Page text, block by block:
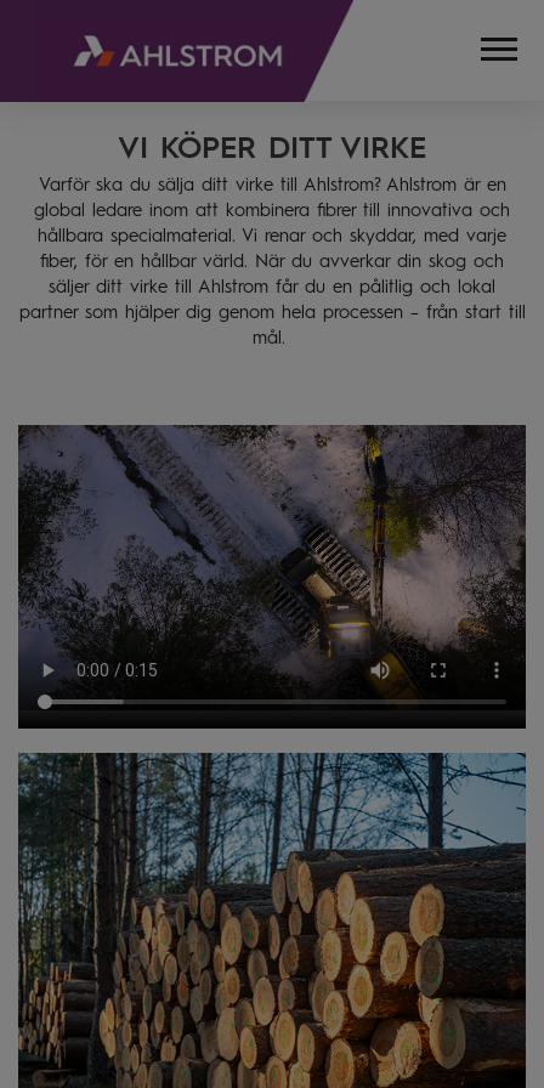
VIRKESINKÖP
VI KÖPER DITT VIRKE
Varför ska du sälja ditt virke till Ahlstrom? Ahlstrom är en
global ledare inom att kombinera fibrer till innovativa och
hållbara specialmaterial. Vi renar och skyddar, med varje
fiber, för en hållbar värld. När du avverkar din skog och
säljer ditt virke till Ahlstrom får du en pålitlig och lokal
partner som hjälper dig genom hela processen – från start till
mål.